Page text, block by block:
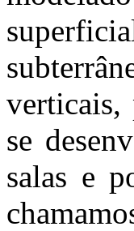
verticais,
se
salas e